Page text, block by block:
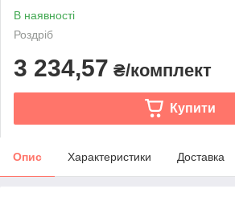
В наявності
Роздріб
3 234,57 ₴/комплект
Купити
Опис Характеристики Доставка